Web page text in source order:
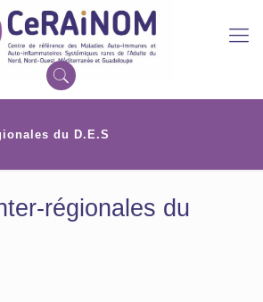
du D.E.S
régionales du